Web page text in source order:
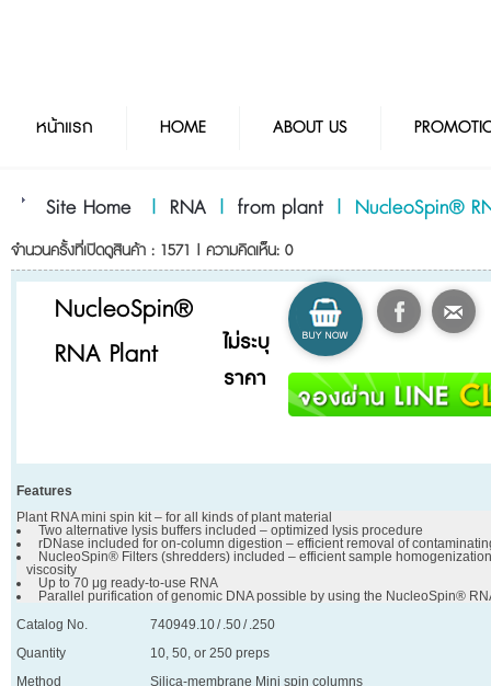
หน้าแรก HOME ABOUT US
Site Home | RNA | from plant | NucleoSpin®
จำนวนครั้งที่เปิดดูสินค้า : 1571 | ความคิดเห็น: 0
NucleoSpin®
RNA Plant
ไม่ระบุ
ราคา
Features
Two alternative lysis buffers included – optimized lysis procedure
rDNase included for on-column digestion – efficient removal of
NucleoSpin® Filters (shredders) included – efficient sample
Up to 70 μg ready-to-use RNA
Parallel purification of genomic DNA possible by using the NucleoSpin®
Catalog No.
740949.10 / .50 / .250
Quantity
10, 50, or 250 preps
Method
Silica-membrane Mini spin columns